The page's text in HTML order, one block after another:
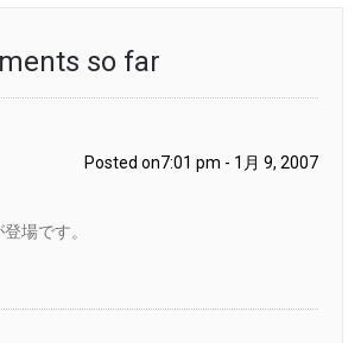
so far
Posted on7:01 pm - 1月 9, 2007
場です。